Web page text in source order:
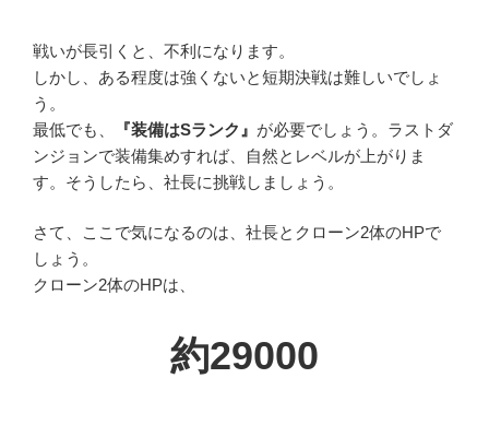
戦いが長引くと、不利になります。
しかし、ある程度は強くないと短期決戦は難しいでしょ
う。
最低でも、
『装備はSランク』 が必要でしょう。ラストダ
ンジョンで装備集めすれば、自然とレベルが上がりま
す。そうしたら、社長に挑戦しましょう。
さて、ここで気になるのは、社長とクローン2体のHPで
しょう。
クローン2体のHPは、
約29000